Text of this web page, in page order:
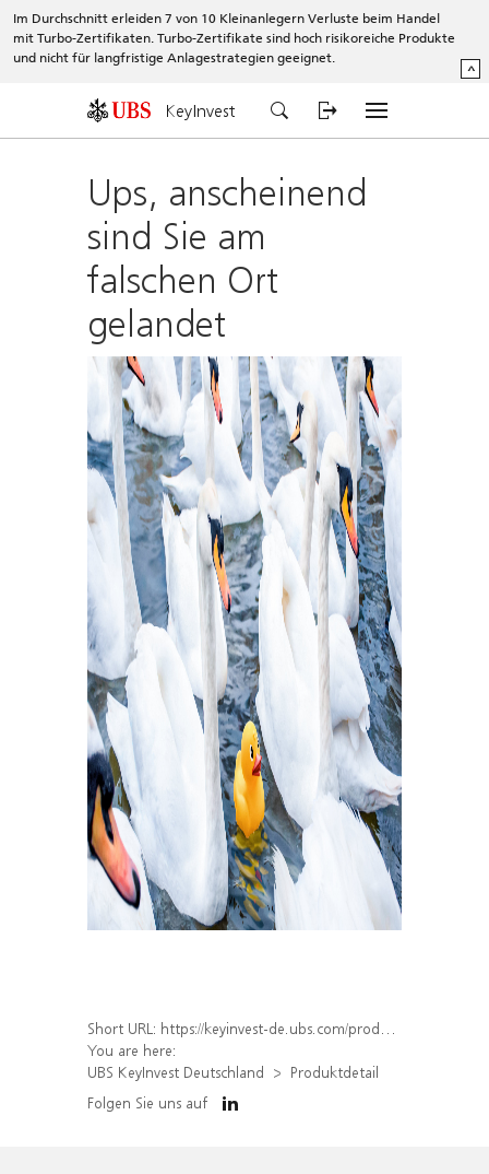
Im Durchschnitt erleiden 7 von 10 Kleinanlegern Verluste beim Handel
mit Turbo-Zertifikaten. Turbo-Zertifikate sind hoch risikoreiche Produkte
und nicht für langfristige Anlagestrategien geeignet.
^
KeyInvest
Ups, anscheinend
sind Sie am
falschen Ort
gelandet
Short URL: https://keyinvest-de.ubs.com/produkt/detail/index/isin/DE000WA4ESC3
You are here:
UBS KeyInvest Deutschland
Produktdetail
Folgen Sie uns auf